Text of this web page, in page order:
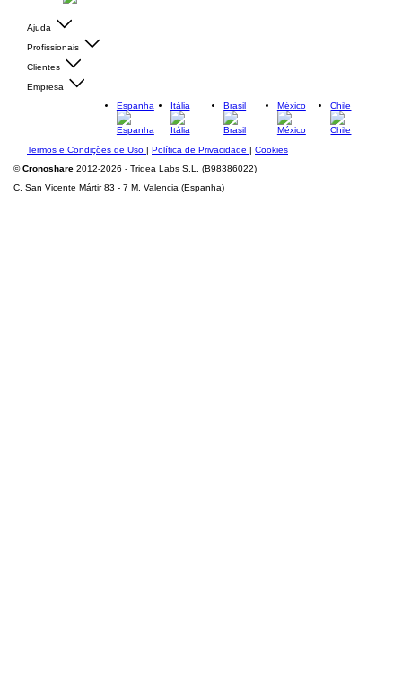
Ajuda
Profissionais
Clientes
Empresa
Espanha
Itália Brasil México Chile
Termos e Condições de Uso | Política de Privacidade | Cookies
©Cronoshare 2012-2026 - Tridea Labs S.L. (B98386022)
C. San Vicente Mártir 83 - 7 M, Valencia (Espanha)